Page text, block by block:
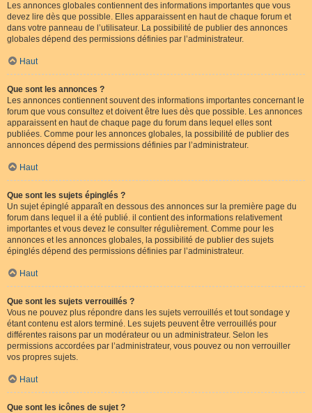
Les annonces globales contiennent des informations importantes que vous
devez lire dès que possible. Elles apparaissent en haut de chaque forum et
dans votre panneau de l’utilisateur. La possibilité de publier des annonces
globales dépend des permissions définies par l’administrateur.
Haut
Que sont les annonces ?
Les annonces contiennent souvent des informations importantes concernant le
forum que vous consultez et doivent être lues dès que possible. Les annonces
apparaissent en haut de chaque page du forum dans lequel elles sont
publiées. Comme pour les annonces globales, la possibilité de publier des
annonces dépend des permissions définies par l’administrateur.
Haut
Que sont les sujets épinglés ?
Un sujet épinglé apparaît en dessous des annonces sur la première page du
forum dans lequel il a été publié. il contient des informations relativement
importantes et vous devez le consulter régulièrement. Comme pour les
annonces et les annonces globales, la possibilité de publier des sujets
épinglés dépend des permissions définies par l’administrateur.
Haut
Que sont les sujets verrouillés ?
Vous ne pouvez plus répondre dans les sujets verrouillés et tout sondage y
étant contenu est alors terminé. Les sujets peuvent être verrouillés pour
différentes raisons par un modérateur ou un administrateur. Selon les
permissions accordées par l’administrateur, vous pouvez ou non verrouiller
vos propres sujets.
Haut
Que sont les icônes de sujet ?